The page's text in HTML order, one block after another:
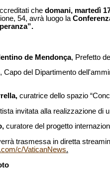
che domani, martedì
54, avrà luogo la
de Mendonça, Prefetto
, Capo del Dipartimento
curatrice dello spazio
invitata alla realizzazione di
curatore del progetto
trasmessa in diretta
c/VaticanNews.